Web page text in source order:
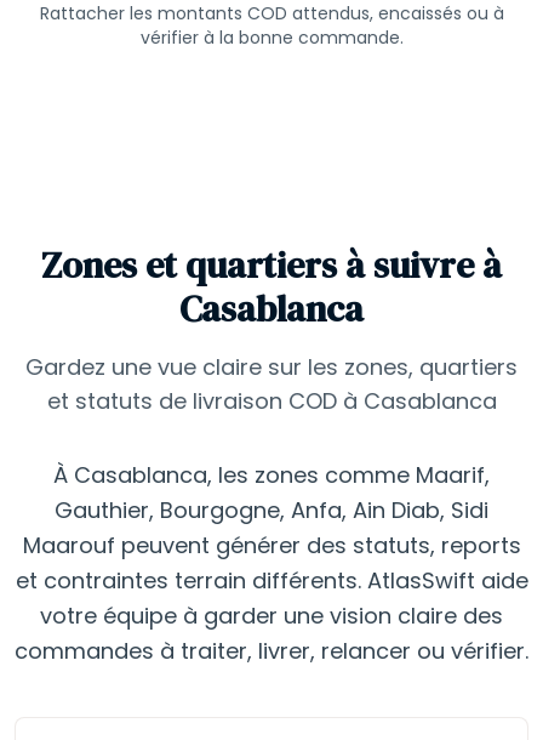
Rattacher les montants COD attendus, encaissés ou à
vérifier à la bonne commande.
Zones et quartiers à suivre à
Casablanca
Gardez une vue claire sur les zones, quartiers
et statuts de livraison COD à Casablanca
À Casablanca, les zones comme Maarif,
Gauthier, Bourgogne, Anfa, Ain Diab, Sidi
Maarouf peuvent générer des statuts, reports
et contraintes terrain différents. AtlasSwift aide
votre équipe à garder une vision claire des
commandes à traiter, livrer, relancer ou vérifier.